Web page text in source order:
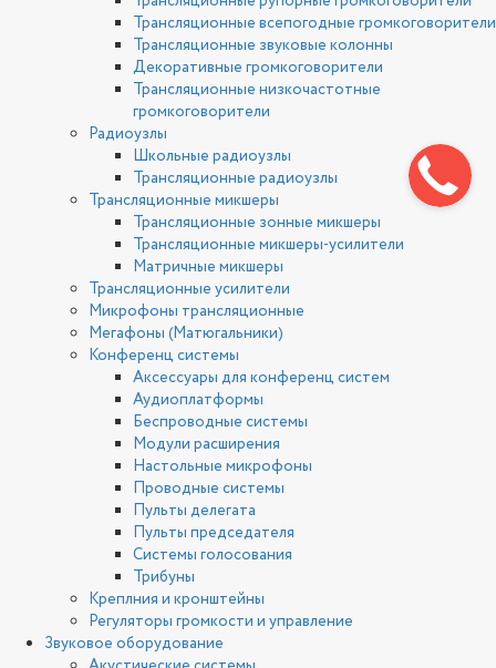
Трансляционные всепогодные громкоговорители
Трансляционные звуковые колонны
Декоративные громкоговорители
Трансляционные низкочастотные
громкоговорители
Радиоузлы
Школьные радиоузлы
Трансляционные радиоузлы
Трансляционные микшеры
Трансляционные зонные микшеры
Трансляционные микшеры-усилители
Матричные микшеры
Трансляционные усилители
Микрофоны трансляционные
Мегафоны (Матюгальники)
Конференц системы
Аксессуары для конференц систем
Аудиоплатформы
Беспроводные системы
Модули расширения
Настольные микрофоны
Проводные системы
Пульты делегата
Пульты председателя
Системы голосования
Трибуны
Креплния и кронштейны
Регуляторы громкости и управление
Звуковое оборудование